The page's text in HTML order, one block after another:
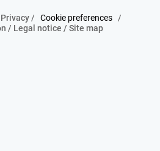
Privacy/ Cookie preferences /
/ Legal notice / Site map